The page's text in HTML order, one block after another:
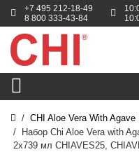
+7 495 212-18-49
8 800 333-43-84
CHI Aloe Vera With Agave
Набор Chi Aloe Vera with
2x739 мл CHIAVES25,